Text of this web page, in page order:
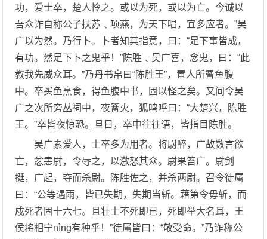
功，爱士卒，楚人怜之。或以为死，或以为亡。今诚以
吾众诈自称公子扶苏﹑项燕，为天下唱，宜多应者。”吴
广以为然。乃行卜。卜者知其指意，曰：“足下事皆成，
有功。然足下卜之鬼乎！”陈胜﹑吴广喜，念鬼，曰：“此
教我先威众耳。”乃丹书帛曰“陈胜王”，置人所罾鱼腹
中。卒买鱼烹食，得鱼腹中书，固以怪之矣。又间令吴
广之次所旁丛祠中，夜篝火，狐鸣呼曰：“大楚兴，陈胜
王。”卒皆夜惊恐。旦日，卒中往往语，皆指目陈胜。
吴广素爱人，士卒多为用者。将尉醉，广故数言欲
亡，忿恚尉，令辱之，以激怒其众。尉果笞广。尉剑
挺，广起，夺而杀尉。陈胜佐之，并杀两尉。召令徒属
曰：“公等遇雨，皆已失期，失期当斩。藉第令毋斩，而
戍死者固十六七。且壮士不死即已，死即举大名耳，王
侯将相宁nìng有种乎！”徒属皆曰：“敬受命。”乃诈称公